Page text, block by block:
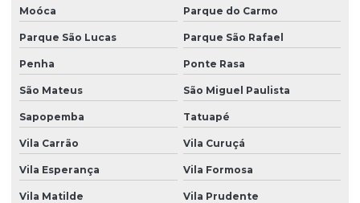
Dedetização de traças
Dedetizadora de aranhas
Dedetizadora de insetos
Dedetizadora de percevejos
Dedetizadora de pombos
Dedetizadora de pulgas
Dedetizadora de traças
Moóca Parque do Carmo
Parque São Lucas Parque São Rafael
Penha Ponte Rasa
São Mateus São Miguel Paulista
Sapopemba Tatuapé
Vila Carrão Vila Curuçá
Vila Esperança Vila Formosa
Vila Matilde
Vila Prudente